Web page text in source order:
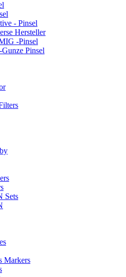
- Pinsel
Hersteller
-Pinsel
Pinsel
Sets
Markers